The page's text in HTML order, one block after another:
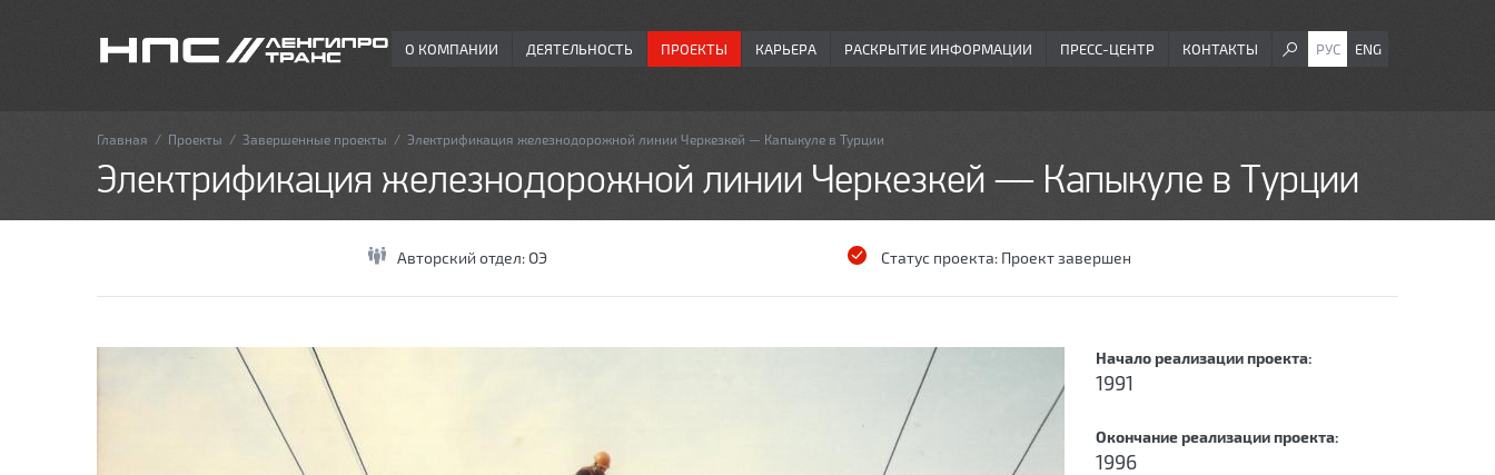
О КОМПАНИИ ДЕЯТЕЛЬНОСТЬ ПРОЕКТЫ КАРЬЕРА РАСКРЫТИЕ ИНФОРМАЦИИ ПРЕСС-ЦЕНТР КОНТАКТЫ РУС ENG
Главная / Проекты / Завершенные проекты / Электрификация железнодорожной линии Черкезкей — Капыкуле в Турции
Электрификация железнодорожной линии Черкезкей — Капыкуле в Турции
Авторский отдел: ОЭ Статус проекта: Проект завершен
Начало реализации проекта:
1991
Окончание реализации проекта:
1996